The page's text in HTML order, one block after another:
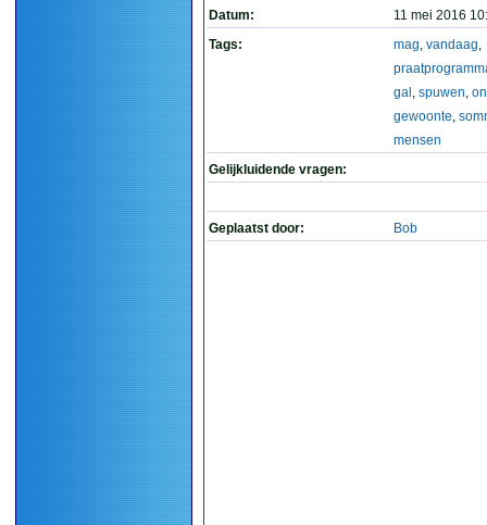
Datum:
11 mei 2016
Tags:
mag, vandaag,
gal , spuwen,
gewoonte,
mensen
Gelijkluidende vragen:
Geplaatst door: Bob